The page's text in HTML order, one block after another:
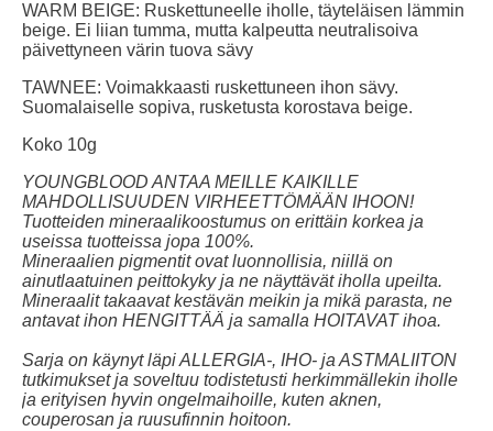
WARM BEIGE: Ruskettuneelle iholle, täyteläisen lämmin
beige. Ei liian tumma, mutta kalpeutta neutralisoiva
päivettyneen värin tuova sävy
TAWNEE: Voimakkaasti ruskettuneen ihon sävy.
Suomalaiselle sopiva, rusketusta korostava beige.
Koko 10g
YOUNGBLOOD ANTAA MEILLE KAIKILLE
MAHDOLLISUUDEN VIRHEETTÖMÄÄN IHOON!
Tuotteiden mineraalikoostumus on erittäin korkea ja
useissa tuotteissa jopa 100%.
Mineraalien pigmentit ovat luonnollisia, niillä on
ainutlaatuinen peittokyky ja ne näyttävät iholla upeilta.
Mineraalit takaavat kestävän meikin ja mikä parasta, ne
antavat ihon HENGITTÄÄ ja samalla HOITAVAT ihoa.
Sarja on käynyt läpi ALLERGIA-, IHO- ja ASTMALIITON
tutkimukset ja soveltuu todistetusti herkimmällekin iholle
ja erityisen hyvin ongelmaihoille, kuten aknen,
couperosan ja ruusufinnin hoitoon.